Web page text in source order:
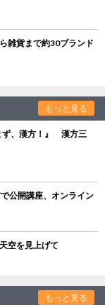
雑貨まで約30ブランド
もっと見る
ず、漢方！』 漢方三
公開講座、オンライン
空を見上げて
もっと見る